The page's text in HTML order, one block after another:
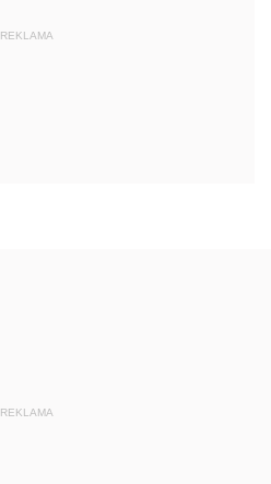
REKLAMA
REKLAMA